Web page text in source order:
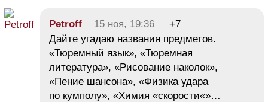
Petroff 15 ноя, 19:36
+7
Дайте угадаю названия предметов.
«Тюремный язык», «Тюремная
литература», «Рисование наколок»,
«Пение шансона», «Физика удара
по кумполу», «Химия «скорости«»…